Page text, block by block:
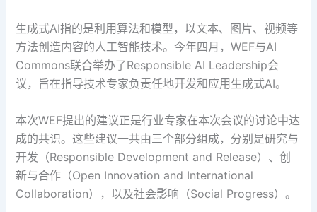
生成式AI指的是利用算法和模型，以文本、图片、视频等
方法创造内容的人工智能技术。今年四月，WEF与AI
Commons联合举办了Responsible AI Leadership会
议，旨在指导技术专家负责任地开发和应用生成式AI。
本次WEF提出的建议正是行业专家在本次会议的讨论中达
成的共识。这些建议一共由三个部分组成，分别是研究与
开发（Responsible Development and Release）、创
新与合作（Open Innovation and International
Collaboration），以及社会影响（Social Progress）。